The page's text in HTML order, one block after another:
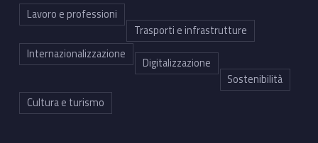
Lavoro e professioni
Trasporti e infrastrutture
Internazionalizzazione
Digitalizzazione
Sostenibilità
Cultura e turismo